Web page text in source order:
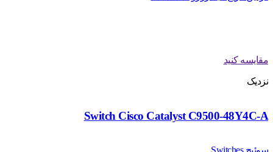
مقایسه کنید
نزدیک
Switch Cisco Catalyst C9500-48Y4C-A